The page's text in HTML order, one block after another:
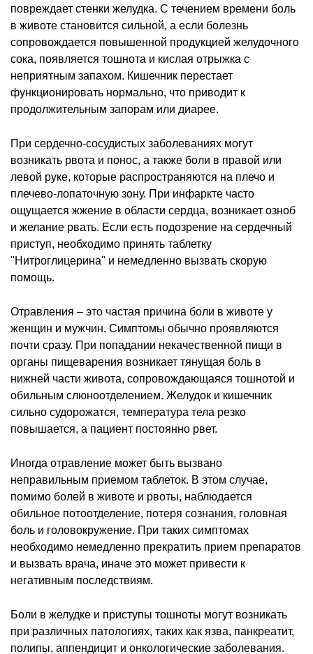
повреждает стенки желудка. С течением времени боль
в животе становится сильной, а если болезнь
сопровождается повышенной продукцией желудочного
сока, появляется тошнота и кислая отрыжка с
неприятным запахом. Кишечник перестает
функционировать нормально, что приводит к
продолжительным запорам или диарее.
При сердечно-сосудистых заболеваниях могут
возникать рвота и понос, а также боли в правой или
левой руке, которые распространяются на плечо и
плечево-лопаточную зону. При инфаркте часто
ощущается жжение в области сердца, возникает озноб
и желание рвать. Если есть подозрение на сердечный
приступ, необходимо принять таблетку
"Нитроглицерина" и немедленно вызвать скорую
помощь.
Отравления – это частая причина боли в животе у
женщин и мужчин. Симптомы обычно проявляются
почти сразу. При попадании некачественной пищи в
органы пищеварения возникает тянущая боль в
нижней части живота, сопровождающаяся тошнотой и
обильным слюноотделением. Желудок и кишечник
сильно судорожатся, температура тела резко
повышается, а пациент постоянно рвет.
Иногда отравление может быть вызвано
неправильным приемом таблеток. В этом случае,
помимо болей в животе и рвоты, наблюдается
обильное потоотделение, потеря сознания, головная
боль и головокружение. При таких симптомах
необходимо немедленно прекратить прием препаратов
и вызвать врача, иначе это может привести к
негативным последствиям.
Боли в желудке и приступы тошноты могут возникать
при различных патологиях, таких как язва, панкреатит,
полипы, аппендицит и онкологические заболевания.